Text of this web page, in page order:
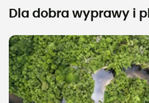
Dla dobra wyprawy i